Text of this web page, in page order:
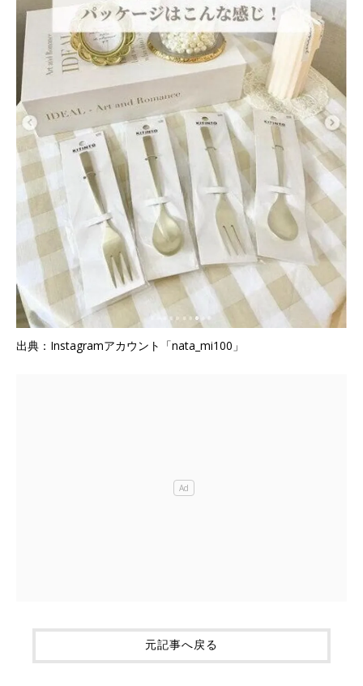
出典：Instagramアカウント「nata_mi100」
元記事へ戻る